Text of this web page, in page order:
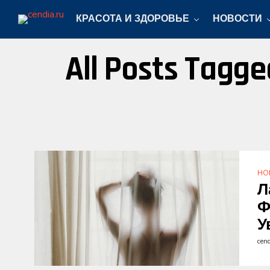
КРАСОТА И ЗДОРОВЬЕ НОВОСТИ
All Posts